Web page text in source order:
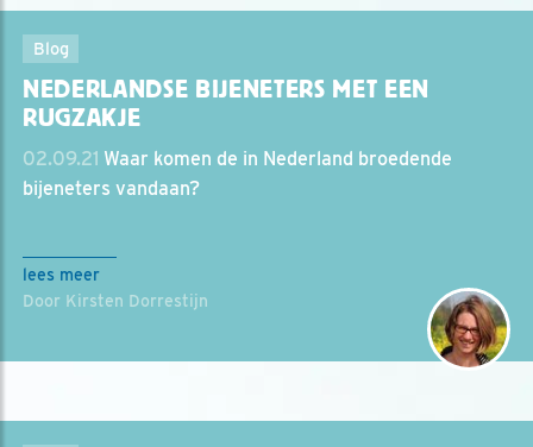
Blog
NEDERLANDSE BIJENETERS MET EEN
RUGZAKJE
02.09.21 Waar komen de in Nederland broedende
bijeneters vandaan?
lees meer
Door Kirsten Dorrestijn